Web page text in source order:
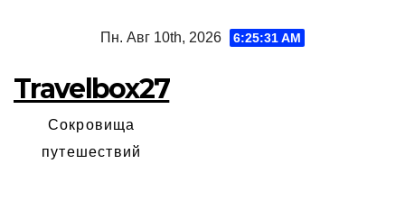
Пн. Авг 10th, 2026 6:25:32 AM
Travelbox27
Сокровища
путешествий